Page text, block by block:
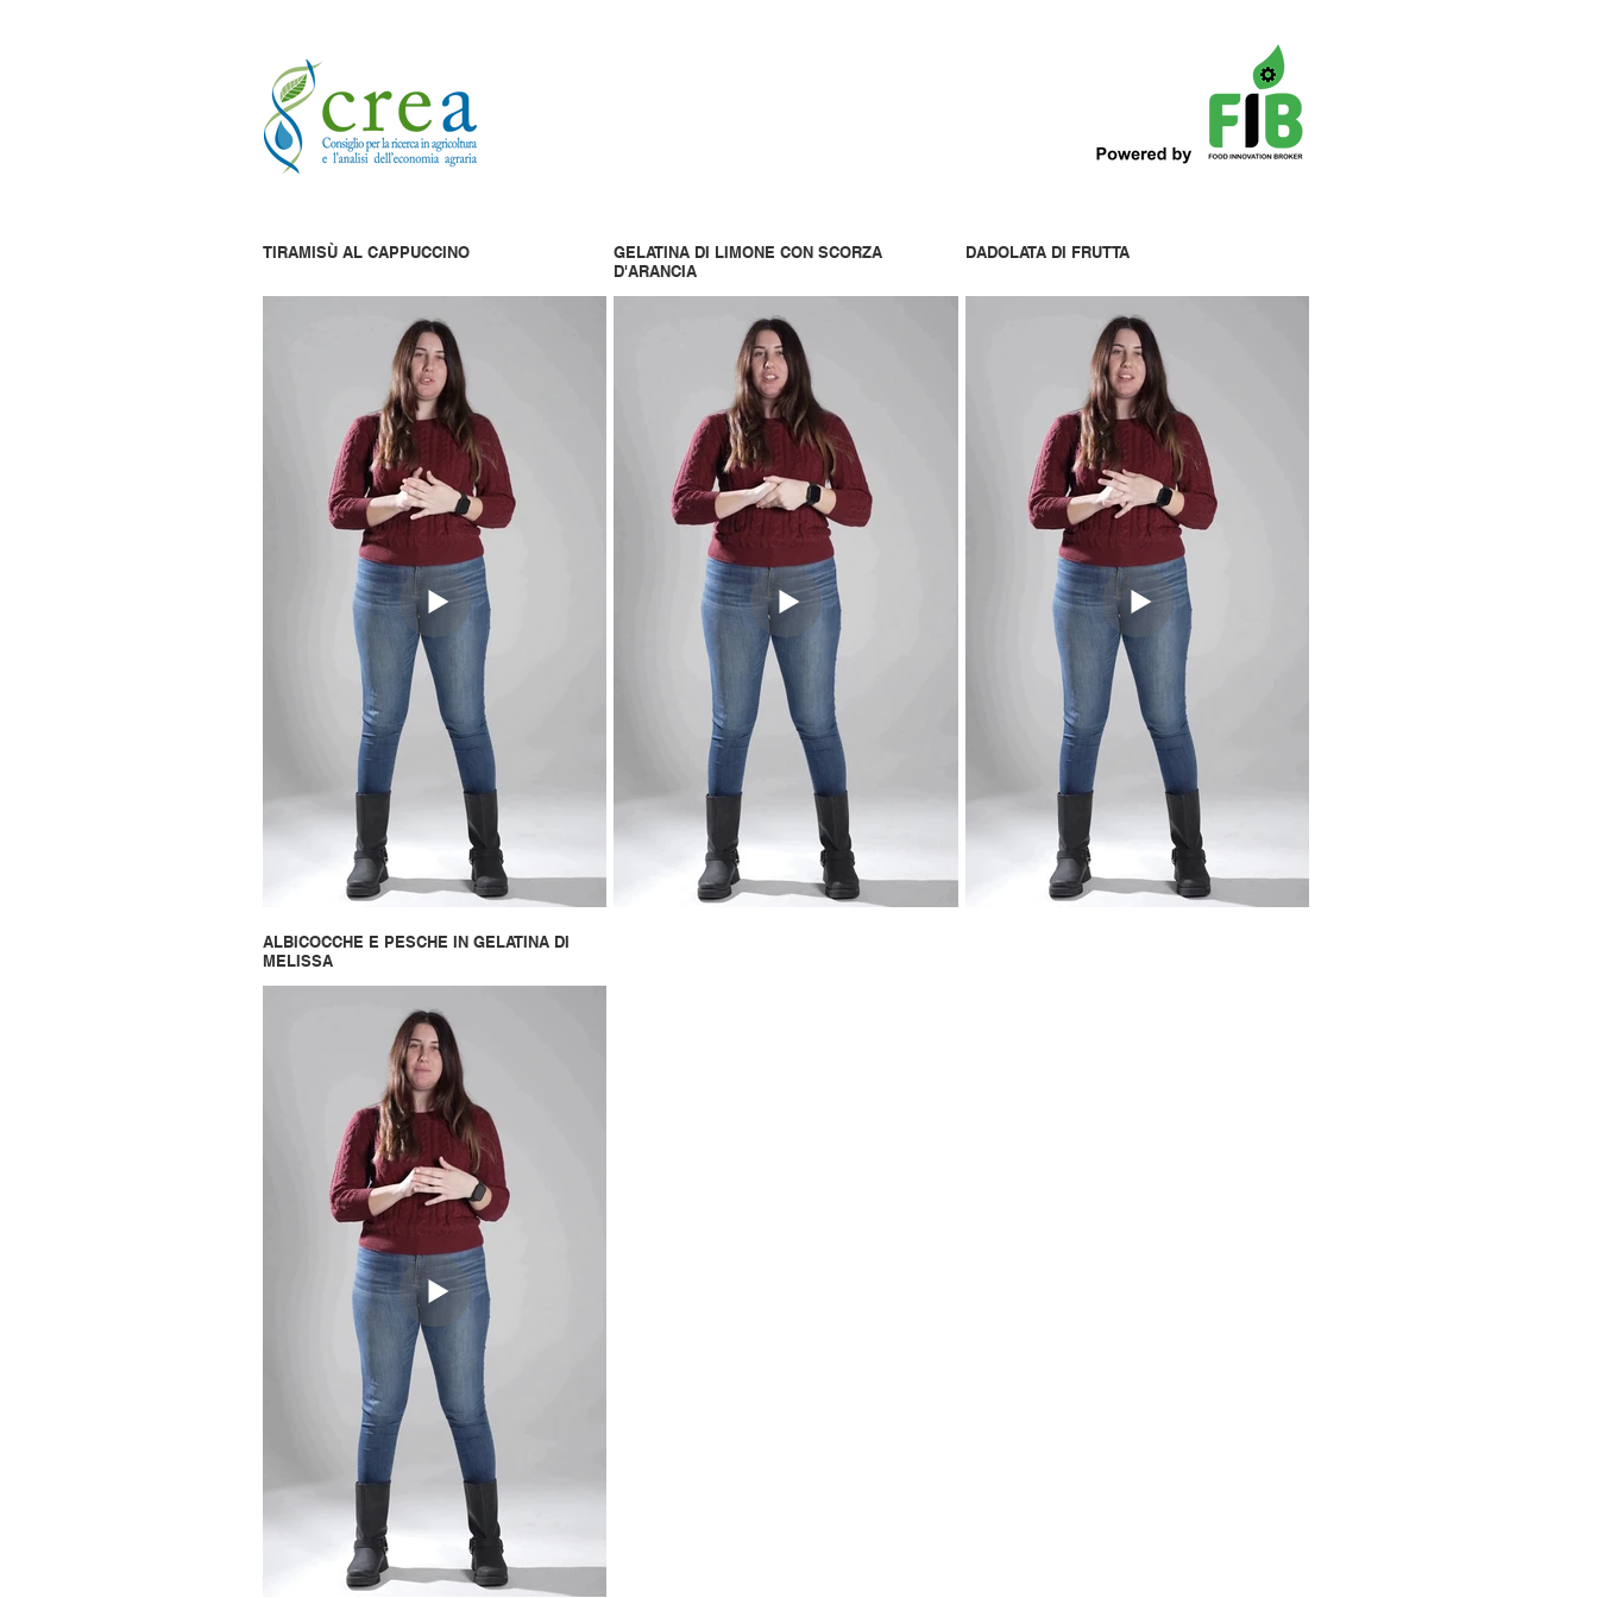
TIRAMISÙ AL CAPPUCCINO
GELATINA DI LIMONE CON SCORZA
D'ARANCIA
DADOLATA DI FRUTTA
ALBICOCCHE E PESCHE IN GELATINA DI
MELISSA